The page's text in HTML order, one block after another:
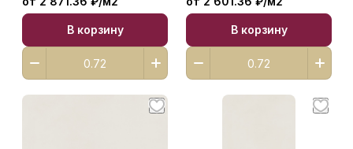
В корзину В корзину